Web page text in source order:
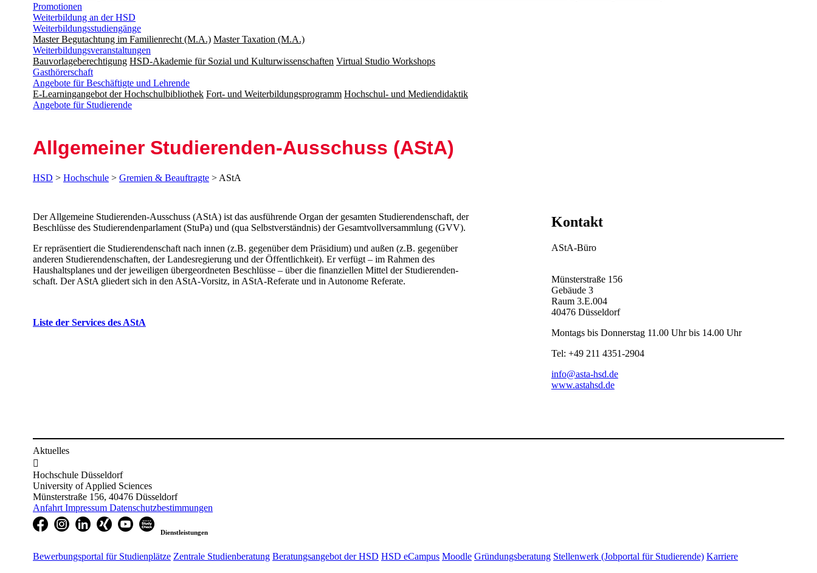
Promotionen
Weiterbildung an der HSD
Weiterbildungsstudiengänge
Master Begutachtung im Familienrecht (M.A.) Master Taxation (M.A.)
Weiterbildungsveranstaltungen
Bauvorlageberechtigung HSD-Akademie für Sozial und Kulturwissenschaften Virtual Studio Workshops
Gasthörerschaft
Angebote für Beschäftigte und Lehrende
E-Learningangebot der Hochschulbibliothek Fort- und Weiterbildungsprogramm Hochschul- und Mediendidaktik
Angebote für Studierende
Allgemeiner Stu­dieren­den-Ausschuss (AStA)
HSD > Hochschule > Gremien & Beauftragte > AStA
​Der Allgemeine Studierenden-Ausschuss (AStA) ist das ausführende Organ der gesamten Stu­dierendenschaft, der
Beschlüsse des Studierendenparlament (StuPa) und (qua Selbstverständnis) der Gesamt­voll­ver­samm­lung (GVV).
Er repräsentiert die Studierendenschaft nach innen (z.B. gegenüber dem Präsidium) und außen (z.B. gegenüber
anderen Stu­dierenden­schaften, der Landes­regierung und der Öffentlichkeit). Er verfügt – im Rahmen des
Haushalts­planes und der jeweiligen übergeordneten Be­schlüsse – über die finanziellen Mittel der Studierenden­
schaft. Der AStA gliedert sich in den AStA-Vorsitz, in AStA-Referate und in Autonome Referate.
Liste der Services des AStA
​Kontakt
AStA-Büro
Münsterstraße 156
Gebäude 3
Raum 3.E.004
40476 Düsseldorf
Montags bis Donnerstag 11.00 Uhr bis 14.00 Uhr
Tel: +49 211 4351-2904
info@asta-​hsd.de
www.astahsd.de​
Aktuelles

Hochschule Düsseldorf
University of Applied Sciences
Münsterstraße 156, 40476 Düsseldorf
Anfahrt Impressum Datenschutzbestimmungen
Dienstleistungen
Bewerbungsportal für Studienplätze Zentrale Studienberatung Beratungsangebot der HSD HSD eCampus Moodle Gründungsberatung Stellenwerk (Jobportal für Studierende) Karriere